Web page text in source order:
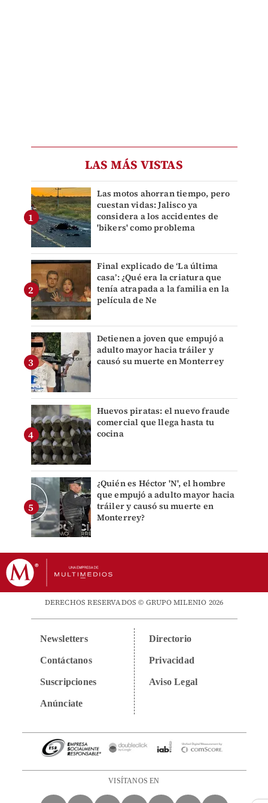
LAS MÁS VISTAS
Las motos ahorran tiempo, pero
cuestan vidas: Jalisco ya
considera a los accidentes de
'bikers' como problema
Final explicado de ‘La última
casa’: ¿Qué era la criatura que
tenía atrapada a la familia en la
película de Ne
Detienen a joven que empujó a
adulto mayor hacia tráiler y
causó su muerte en Monterrey
Huevos piratas: el nuevo fraude
comercial que llega hasta tu
cocina
¿Quién es Héctor 'N', el hombre
que empujó a adulto mayor hacia
tráiler y causó su muerte en
Monterrey?
DERECHOS RESERVADOS © GRUPO MILENIO 2026
Newsletters
Contáctanos
Suscripciones
Anúnciate
Directorio
Privacidad
Aviso Legal
VISÍTANOS EN